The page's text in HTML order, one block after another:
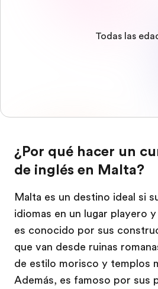
Todas las
¿Por qué hacer un
de inglés en Malta?
Malta es un destino ideal si
idiomas en un lugar playero
es conocido por sus
que van desde ruinas
de estilo morisco y templos
Además, es famoso por sus